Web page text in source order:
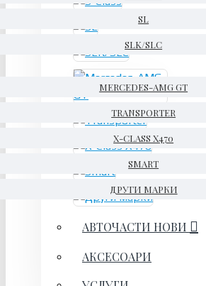
SL
SLK/SLC
MERCEDES-AMG GT
TRANSPORTER
X-CLASS X470
SMART
ДРУГИ МАРКИ
АВТОЧАСТИ НОВИ
АКСЕСОАРИ